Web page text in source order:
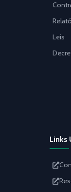
Leis
Links